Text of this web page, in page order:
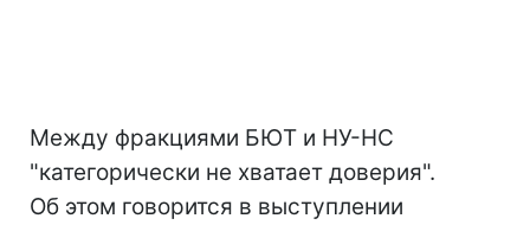
Между фракциями БЮТ и НУ-НС
"категорически не хватает доверия".
Об этом говорится в выступлении